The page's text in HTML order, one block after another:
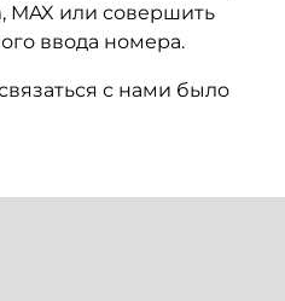
MAX или совершить
ввода номера.
с нами было